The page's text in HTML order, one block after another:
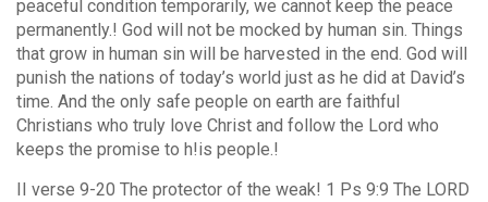
peaceful condition temporarily, we cannot keep the peace
permanently.! God will not be mocked by human sin. Things
that grow in human sin will be harvested in the end. God will
punish the nations of today’s world just as he did at David’s
time. And the only safe people on earth are faithful
Christians who truly love Christ and follow the Lord who
keeps the promise to h!is people.!
II verse 9-20 The protector of the weak! 1 Ps 9:9 The LORD